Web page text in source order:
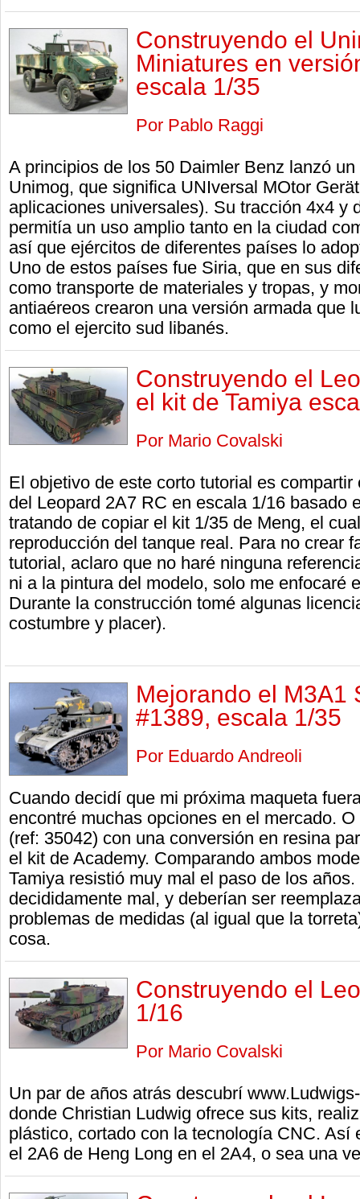
Construyendo el
Miniatures en
escala 1/35
Por Pablo Raggi
A principios de los 50 Daimler Benz lanzó
Unimog, que significa UNIversal MOtor
aplicaciones universales). Su tracción 4x4 y
permitía un uso amplio tanto en la ciudad
así que ejércitos de diferentes países lo
Uno de estos países fue Siria, que en sus
como transporte de materiales y tropas, y
antiaéreos crearon una versión armada que
como el ejercito sud libanés.
Construyendo el
el kit de Tamiya
Por Mario Covalski
El objetivo de este corto tutorial es
del Leopard 2A7 RC en escala 1/16 basado
tratando de copiar el kit 1/35 de Meng, el
reproducción del tanque real. Para no crear
tutorial, aclaro que no haré ninguna
ni a la pintura del modelo, solo me enfocaré
Durante la construcción tomé algunas
costumbre y placer).
Mejorando el M3A1
#1389, escala 1/35
Por Eduardo Andreoli
Cuando decidí que mi próxima maqueta
encontré muchas opciones en el mercado.
(ref: 35042) con una conversión en resina
el kit de Academy. Comparando ambos
Tamiya resistió muy mal el paso de los
decididamente mal, y deberían ser
problemas de medidas (al igual que la
cosa.
Construyendo el
1/16
Por Mario Covalski
Un par de años atrás descubrí
donde Christian Ludwig ofrece sus kits,
plástico, cortado con la tecnología CNC. Así
el 2A6 de Heng Long en el 2A4, o sea una